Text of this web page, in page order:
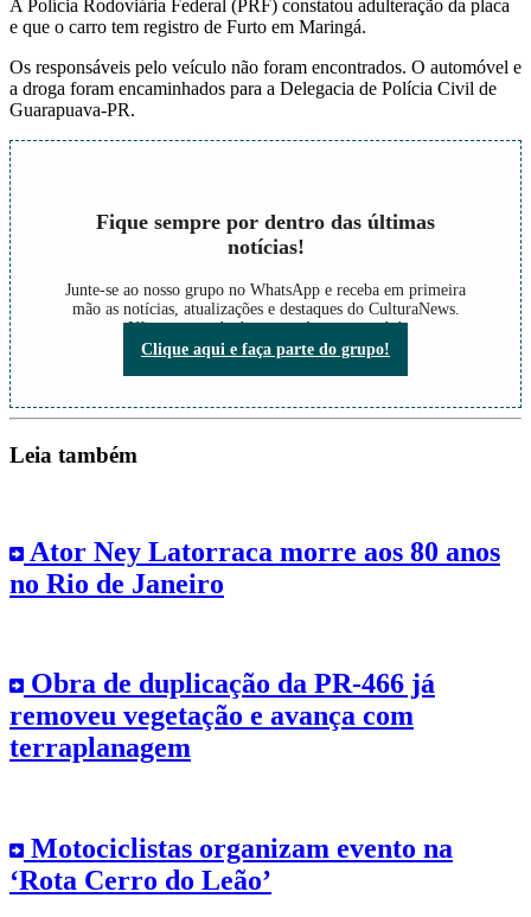
A Polícia Rodoviária Federal (PRF) constatou adulteração da placa
e que o carro tem registro de Furto em Maringá.
Os responsáveis pelo veículo não foram encontrados. O automóvel e
a droga foram encaminhados para a Delegacia de Polícia Civil de
Guarapuava-PR.
Fique sempre por dentro das últimas
notícias!
Junte-se ao nosso grupo no WhatsApp e receba em primeira
mão as notícias, atualizações e destaques do CulturaNews.
Não perca nada do que está acontecendo!
Clique aqui e faça parte do grupo!
Leia também
Ator Ney Latorraca morre aos 80 anos
no Rio de Janeiro
Obra de duplicação da PR-466 já
removeu vegetação e avança com
terraplanagem
Motociclistas organizam evento na
‘Rota Cerro do Leão’